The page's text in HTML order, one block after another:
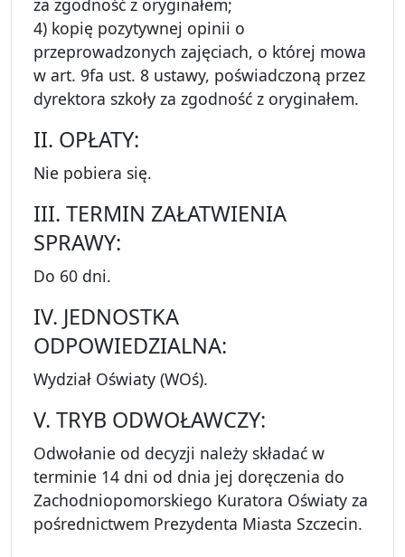
za zgodność z oryginałem;
4) kopię pozytywnej opinii o
przeprowadzonych zajęciach, o której mowa
w art. 9fa ust. 8 ustawy, poświadczoną przez
dyrektora szkoły za zgodność z oryginałem.
II. OPŁATY:
Nie pobiera się.
III. TERMIN ZAŁATWIENIA
SPRAWY:
Do 60 dni.
IV. JEDNOSTKA
ODPOWIEDZIALNA:
Wydział Oświaty (WOś).
V. TRYB ODWOŁAWCZY:
Odwołanie od decyzji należy składać w
terminie 14 dni od dnia jej doręczenia do
Zachodniopomorskiego Kuratora Oświaty za
pośrednictwem Prezydenta Miasta Szczecin.